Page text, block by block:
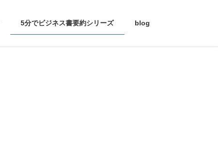
5分でビジネス書要約シリーズ blog